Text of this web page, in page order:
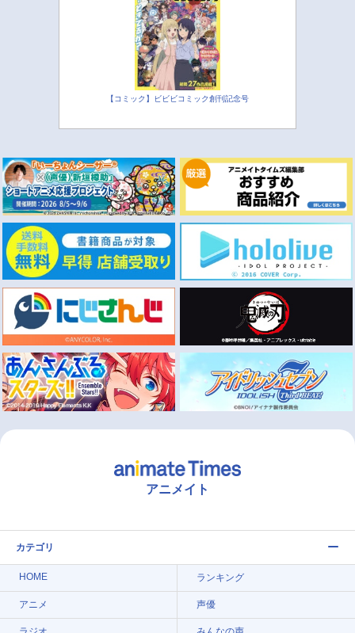
【コミック】ビビビコミック創刊記念号
アニメイト
カテゴリ
HOME ランキング
アニメ 声優